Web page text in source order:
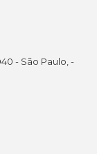
- São Paulo, -